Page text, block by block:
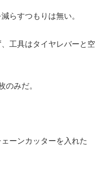
らすつもりは無い。
工具はタイヤレバーと空
のみだ。
ーンカッターを入れた